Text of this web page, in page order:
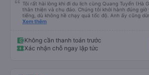
Tôi rất hài lòng khi đi du lịch cùng Quang Tuyến (Hà
thân thiện và chu đáo. Chúng tôi khởi hành đúng
tiếng, dù không hề chạy quá tốc độ. Anh ấy cũng
tôi cần đi vệ sinh. Suốt cả chuyến đi, chúng tôi cảm
Xem thêm
Không cần thanh toán trước
Xác nhận chỗ ngay lập tức